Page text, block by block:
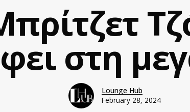
στη
Lounge Hub
February 28, 2024